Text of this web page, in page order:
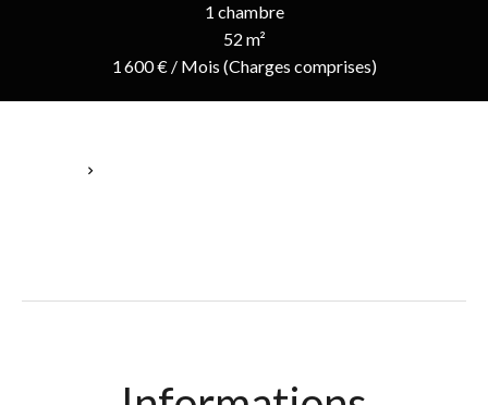
1 chambre
52 m²
1 600 € / Mois (Charges comprises)